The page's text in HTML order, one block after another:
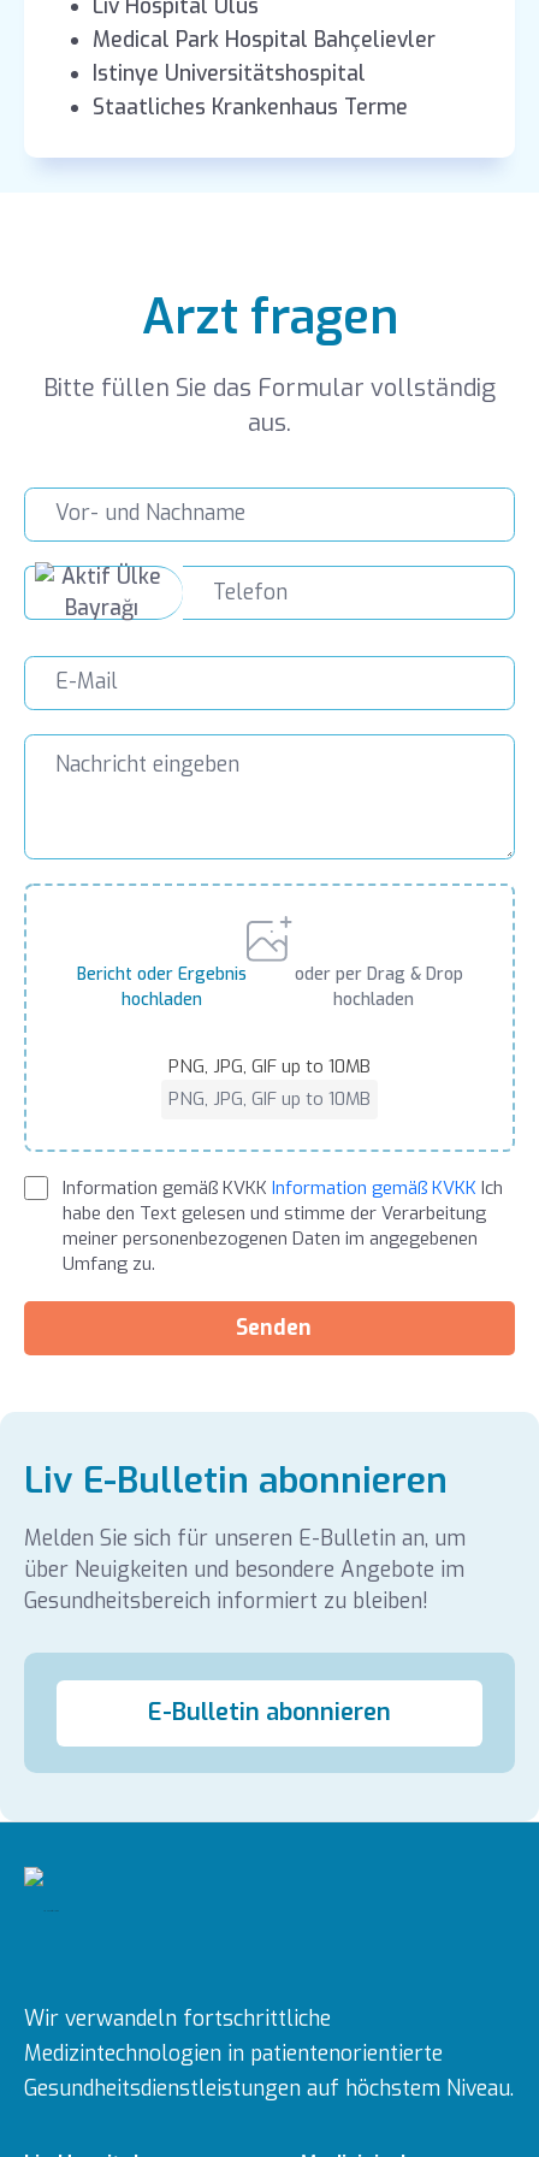
Liv Hospital Ulus
Medical Park Hospital Bahçelievler
Istinye Universitätshospital
Staatliches Krankenhaus Terme
Arzt fragen
Bitte füllen Sie das Formular vollständig
aus.
Bericht oder Ergebnis
hochladen
oder per Drag & Drop
hochladen
PNG, JPG, GIF up to 10MB
PNG, JPG, GIF up to 10MB
Information gemäß KVKK Information gemäß KVKK Ich
habe den Text gelesen und stimme der Verarbeitung
meiner personenbezogenen Daten im angegebenen
Umfang zu.
Senden
Liv E-Bulletin abonnieren
Melden Sie sich für unseren E-Bulletin an, um
über Neuigkeiten und besondere Angebote im
Gesundheitsbereich informiert zu bleiben!
E-Bulletin abonnieren
Wir verwandeln fortschrittliche
Medizintechnologien in patientenorientierte
Gesundheitsdienstleistungen auf höchstem Niveau.